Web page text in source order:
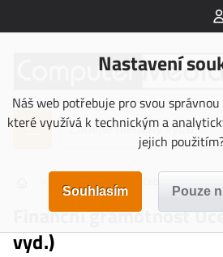
Nastavení
Náš web potřebuje pro svou
které využívá k technickým a
jejich
Finanční gramotnost
vyd.)